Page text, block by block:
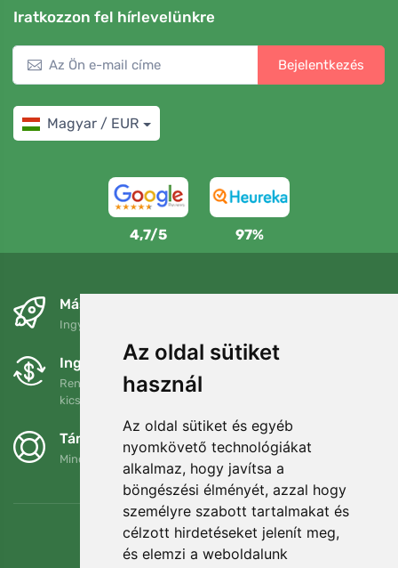
Az oldal sütiket
használ
Az oldal sütiket és egyéb
nyomkövető technológiákat
alkalmaz, hogy javítsa a
böngészési élményét, azzal hogy
személyre szabott tartalmakat és
célzott hirdetéseket jelenít meg,
és elemzi a weboldalunk
Iratkozzon fel hírlevelünkre
Bejelentkezés
Magyar / EUR
4,7/5 97%
Másnapra és ingyenesen
Ingyenes szállítás a következő összeg felett: 80 EUR
Ingyenes csere és visszaküldés
Rendelését 90 napon belül bármikor visszaküldheti vagy
kicserélheti.
Támogatjuk a Trees.org-ot
Minden megrendelésért ültetünk egy fát! Bővebben